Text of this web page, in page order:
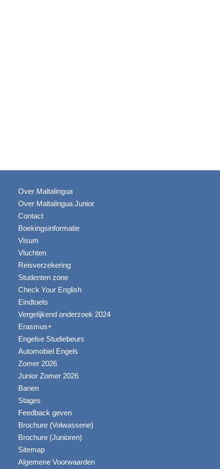
Over Maltalingua
Over Maltalingua Junior
Contact
Boekingsinformatie
Visum
Vluchten
Reisverzekering
Studenten zone
Check Your English
Eindtoets
Vergelijkend onderzoek 2024
Erasmus+
Engelse Studiebeurs
Automobiel Engels
Zomer 2026
Junior Zomer 2026
Banen
Stages
Feedback geven
Brochure (Volwassene)
Brochure (Junioren)
Sitemap
Algemene Voorwaarden